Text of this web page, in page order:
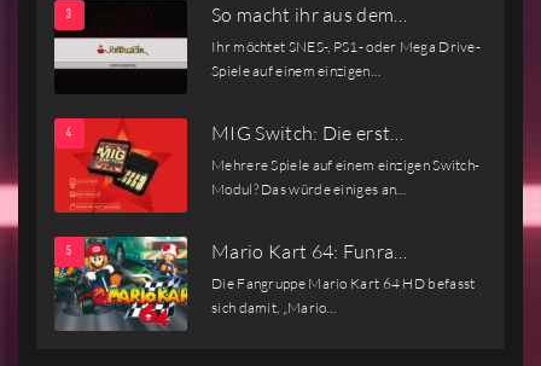
So macht ihr aus dem…
Ihr möchtet SNES-, PS1- oder Mega Drive-
Spiele auf einem einzigen…
MIG Switch: Die erst…
Mehrere Spiele auf einem einzigen Switch-
Modul? Das würde einiges an…
Mario Kart 64: Funra…
Die Fangruppe Mario Kart 64 HD befasst
sich damit, „Mario…